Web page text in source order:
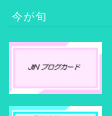
今が旬